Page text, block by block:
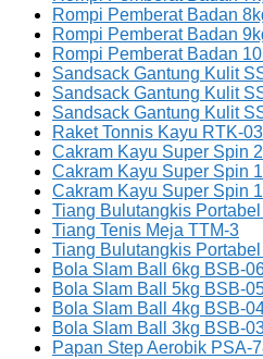
Rompi Pemberat Badan
Rompi Pemberat Badan
Rompi Pemberat Badan
Sandsack Gantung Kulit
Sandsack Gantung Kulit
Sandsack Gantung Kulit
Raket Tonnis Kayu RTK-
Cakram Kayu Super Spin
Cakram Kayu Super Spin
Cakram Kayu Super Spin
Tiang Bulutangkis
Tiang Tenis Meja TTM-3
Tiang Bulutangkis
Bola Slam Ball 6kg BSB-
Bola Slam Ball 5kg BSB-
Bola Slam Ball 4kg BSB-
Bola Slam Ball 3kg BSB-
Papan Step Aerobik PSA-